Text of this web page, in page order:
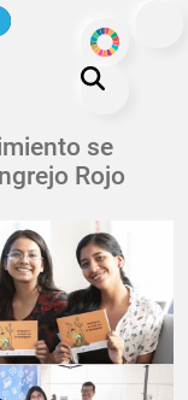
principal
ODS
se
Rojo